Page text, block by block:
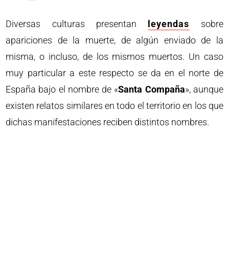
Diversas culturas presentan leyendas sobre
apariciones de la muerte, de algún enviado de la
misma, o incluso, de los mismos muertos. Un caso
muy particular a este respecto se da en el norte de
España bajo el nombre de «Santa Compaña», aunque
existen relatos similares en todo el territorio en los que
dichas manifestaciones reciben distintos nombres.